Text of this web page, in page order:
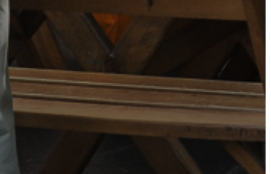
VÁROSHÁZA
AZ
ÖNKORMÁNYZAT
A
KÉPVISELŐ-